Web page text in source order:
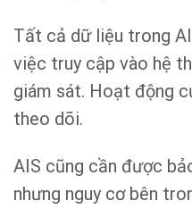
Tất cả dữ liệu trong
việc truy cập vào hệ
giám sát. Hoạt động
theo dõi.
AIS cũng cần được
nhưng nguy cơ bên